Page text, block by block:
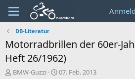
DB-Literatur
Motorradbrillen der 60er-
Heft 26/1962)
E
BMW-Guzzi
E
07. Feb. 2013